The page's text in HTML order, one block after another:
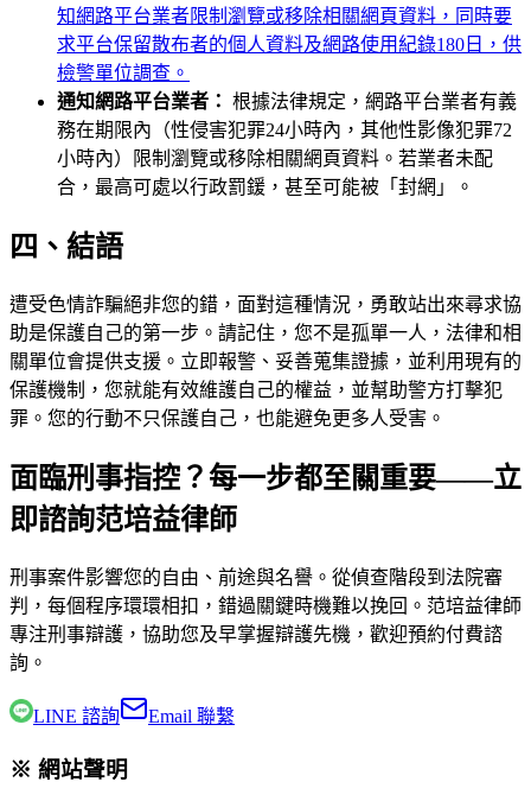
知網路平台業者限制瀏覽或移除相關網頁資料，同時要
求平台保留散布者的個人資料及網路使用紀錄180日，供
檢警單位調查。
通知網路平台業者： 根據法律規定，網路平台業者有義
務在期限內（性侵害犯罪24小時內，其他性影像犯罪72
小時內）限制瀏覽或移除相關網頁資料。若業者未配
合，最高可處以行政罰鍰，甚至可能被「封網」。
四、結語
遭受色情詐騙絕非您的錯，面對這種情況，勇敢站出來尋求協
助是保護自己的第一步。請記住，您不是孤單一人，法律和相
關單位會提供支援。立即報警、妥善蒐集證據，並利用現有的
保護機制，您就能有效維護自己的權益，並幫助警方打擊犯
罪。您的行動不只保護自己，也能避免更多人受害。
面臨刑事指控？每一步都至關重要——立
即諮詢范培益律師
刑事案件影響您的自由、前途與名譽。從偵查階段到法院審
判，每個程序環環相扣，錯過關鍵時機難以挽回。 范培益律師
專注刑事辯護，協助您及早掌握辯護先機，歡迎預約付費諮
詢。
LINE 諮詢 Email 聯繫
※ 網站聲明